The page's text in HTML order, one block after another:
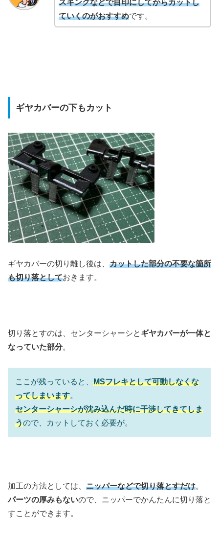
スキングなどで目印にしてからカットし
ていくのがおすすめです。
ギヤカバーの下もカット
ギヤカバーの切り離し後は、 カットした部分の不要な箇所
も切り落としておきます。
切り落とすのは、センターシャーシと ギヤカバーが一体と
なっていた部分。
ここが残っていると、 MSフレキとして可動しなくな
ってしまいます。
センターシャーシが沈み込んだ時に干渉してきてしま
うので、カットしておく必要が。
加工の方法としては、 ニッパーなどで切り落とすだけ。
パーツの厚みもないので、ニッパーでかんたんに切り落と
すことができます。